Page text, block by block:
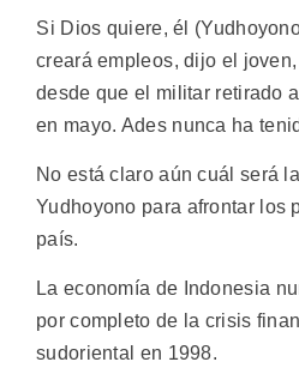
Si Dios quiere, él
creará empleos, dijo el
desde que el militar retirado
en mayo. Ades nunca ha
No está claro aún cuál será
Yudhoyono para afrontar los
país.
La economía de Indonesia
por completo de la crisis
sudoriental en 1998.